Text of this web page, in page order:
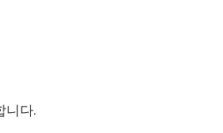
니다.